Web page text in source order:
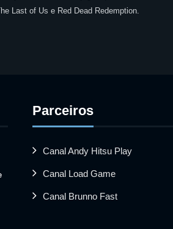
Last of Us e Red Dead Redemption.
Parceiros
Canal Andy Hitsu Play
Canal Load Game
Canal Brunno Fast